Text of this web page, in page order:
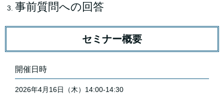
事前質問への回答
セミナー概要
開催日時
2026年4月16日（木）14:00-14:30